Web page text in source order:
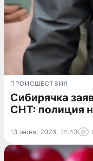
ПРОИСШЕСТВИЯ
Сибирячка
СНТ: полиция
13 июня, 2026, 14:40